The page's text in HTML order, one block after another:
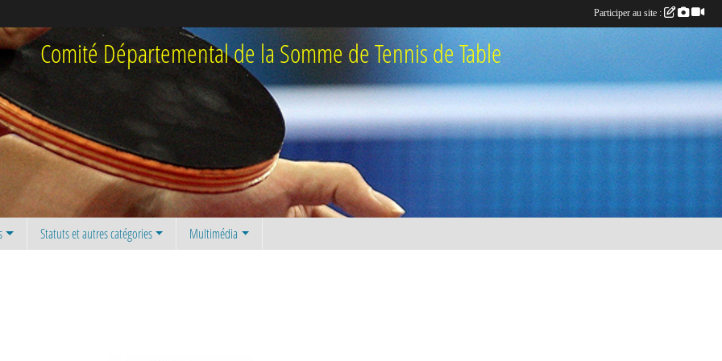
Comité Départemental de la Somme de Tennis de Table
Statuts et autres catégories Multimédia
Participer au site :